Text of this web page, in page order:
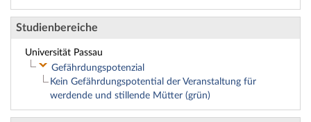
Studienbereiche
Universität Passau
Gefährdungspotenzial
Kein Gefährdungspotential der Veranstaltung für
werdende und stillende Mütter (grün)